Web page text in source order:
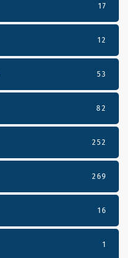
17
12
53
82
252
269
16
1